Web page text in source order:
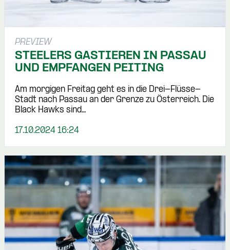
PREVIEW
STEELERS GASTIEREN IN PASSAU
UND EMPFANGEN PEITING
Am morgigen Freitag geht es in die Drei-Flüsse-
Stadt nach Passau an der Grenze zu Österreich. Die
Black Hawks sind…
17.10.2024 16:24